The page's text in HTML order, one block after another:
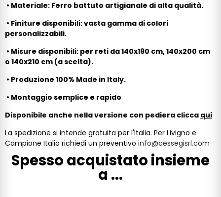
• Materiale: Ferro battuto artigianale di alta qualità.
• Finiture disponibili: vasta gamma di colori
personalizzabili.
• Misure disponibili: per reti da 140x190 cm, 140x200 cm
o 140x210 cm (a scelta).
• Produzione 100% Made in Italy.
• Montaggio semplice e rapido
Disponibile anche nella versione con pediera clicca qui
La spedizione si intende gratuita per l'Italia. Per Livigno e
Campione Italia richiedi un preventivo info@aessegisrl.com
Spesso acquistato insieme
a ...